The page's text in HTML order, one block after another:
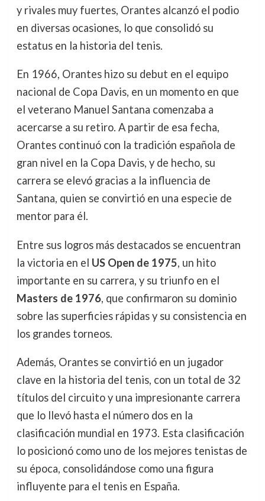
y rivales muy fuertes, Orantes alcanzó el podio
en diversas ocasiones, lo que consolidó su
estatus en la historia del tenis.
En 1966, Orantes hizo su debut en el equipo
nacional de Copa Davis, en un momento en que
el veterano Manuel Santana comenzaba a
acercarse a su retiro. A partir de esa fecha,
Orantes continuó con la tradición española de
gran nivel en la Copa Davis, y de hecho, su
carrera se elevó gracias a la influencia de
Santana, quien se convirtió en una especie de
mentor para él.
Entre sus logros más destacados se encuentran
la victoria en el US Open de 1975, un hito
importante en su carrera, y su triunfo en el
Masters de 1976, que confirmaron su dominio
sobre las superficies rápidas y su consistencia en
los grandes torneos.
Además, Orantes se convirtió en un jugador
clave en la historia del tenis, con un total de 32
títulos del circuito y una impresionante carrera
que lo llevó hasta el número dos en la
clasificación mundial en 1973. Esta clasificación
lo posicionó como uno de los mejores tenistas de
su época, consolidándose como una figura
influyente para el tenis en España.